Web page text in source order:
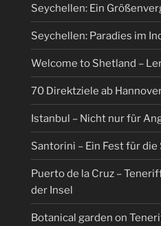
Seychellen: Ein
Seychellen: Paradies im
Welcome to Shetland –
70 Direktziele ab Hannover
Istanbul – Nicht nur für
Santorini – Ein Fest für die
Puerto de la Cruz –
der Insel
Botanical garden on